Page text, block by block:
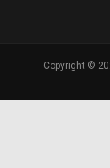
Copyright ©